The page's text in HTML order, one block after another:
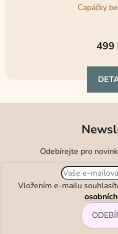
Capáčky
499
Odebírejte pro
Vložením e-mailu